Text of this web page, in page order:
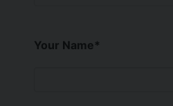
Your Name*